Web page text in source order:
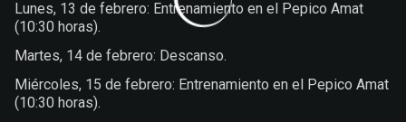
Lunes, 13 de febrero: Entrenamiento en el Pepico Amat
(10:30 horas).
Martes, 14 de febrero: Descanso.
Miércoles, 15 de febrero: Entrenamiento en el Pepico Amat
(10:30 horas).